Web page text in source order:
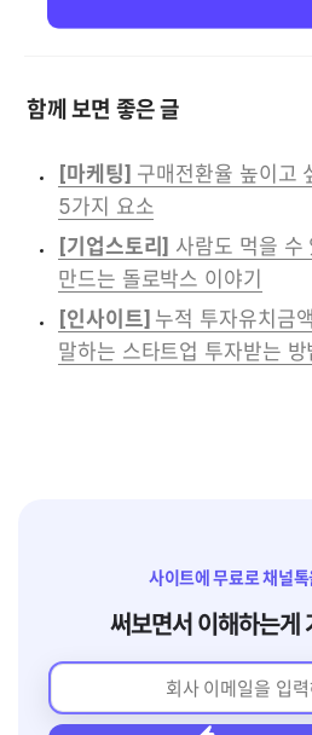
함께 보면 좋은 글
[마케팅] 구매전환율 높이고
5가지 요소
[기업스토리] 사람도 먹을 수
만드는 돌로박스 이야기
[인사이트] 누적 투자유치금
말하는 스타트업 투자받는 방
사이트에 무료로 채널
써보면서 이해하는게